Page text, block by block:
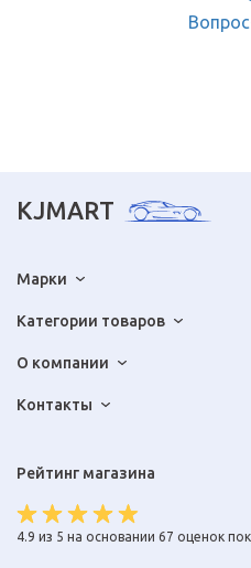
KJMART
Марки
Категории товаров
О компании
Контакты
Рейтинг магазина
4.9 из 5 на основании 67 оценок